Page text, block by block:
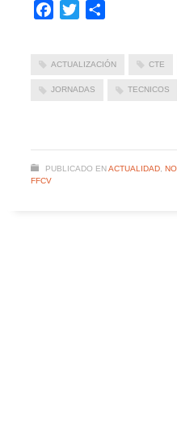
Facebook
Twitter
ACTUALIZACIÓN CTE
JORNADAS TECNICOS
PUBLICADO EN ACTUALIDAD,
FFCV